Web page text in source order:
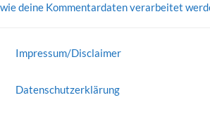
wie deine Kommentardaten verarbeitet
Impressum/Disclaimer
Datenschutzerklärung